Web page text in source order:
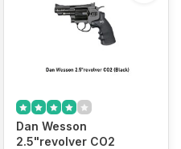
Dan Wesson
2.5"revolver CO2